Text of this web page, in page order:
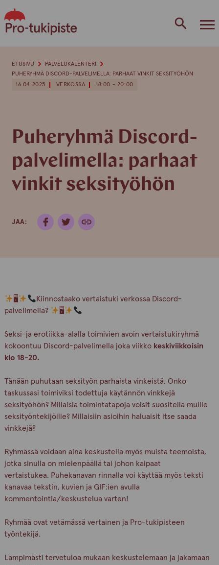
to
content
16.04.2025 VERKOSSA 18:00 - 20:00
Puheryhmä Discord-
palvelimella: parhaat
vinkit seksityöhön
JAA:
ETUSIVU
PALVELUKALENTERI
PUHERYHMÄ DISCORD-PALVELIMELLA: PARHAAT VINKIT SEKSITYÖHÖN
🖥
Kiinnostaako vertaistuki verkossa Discord-
palvelimella?
🖥
Seksi-ja erotiikka-alalla toimivien avoin vertaistukiryhmä
kokoontuu Discord-palvelimella joka viikko keskiviikkoisin
klo 18-20.
Tänään puhutaan seksityön parhaista vinkeistä. Onko
taskussasi toimiviksi todettuja käytännön vinkkejä
seksityöhön? Millaisia toimintatapoja voisit suositella muille
seksityöntekijöille? Millaisiin asioihin haluaisit itse saada
vinkkejä?
Ryhmässä voidaan aina keskustella myös muista teemoista,
jotka sinulla on mielenpäällä tai johon kaipaat
vertaistukea. Puhekanavan rinnalla voi käyttää myös teksti
kanavaa tekstin, kuvien ja GIF:ien avulla
kommentointia/keskustelua varten!
Ryhmää ovat vetämässä vertainen ja Pro-tukipisteen
työntekijä.
Lämpimästi tervetuloa mukaan keskustelemaan ja jakamaan